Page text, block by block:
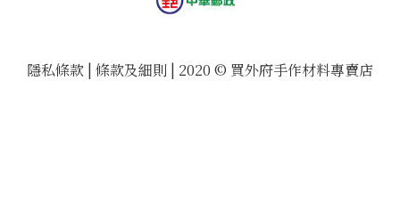
隱私條款 | 條款及細則 | 2020 © 買外府手作材料專賣店